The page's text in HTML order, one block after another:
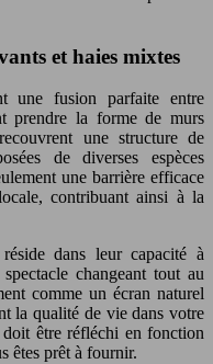
et haies mixtes
une fusion parfaite entre
prendre la forme de murs
une structure de
de diverses espèces
une barrière efficace
contribuant ainsi à la
réside dans leur capacité à
changeant tout au
comme un écran naturel
la qualité de vie dans votre
être réfléchi en fonction
êtes prêt à fournir.